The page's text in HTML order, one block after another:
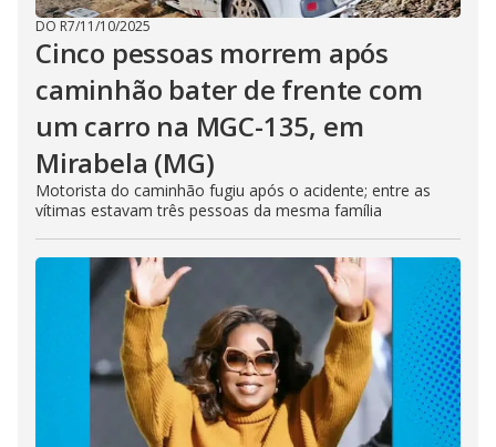
DO R7/11/10/2025
Cinco pessoas morrem após
caminhão bater de frente com
um carro na MGC-135, em
Mirabela (MG)
Motorista do caminhão fugiu após o acidente; entre as
vítimas estavam três pessoas da mesma família